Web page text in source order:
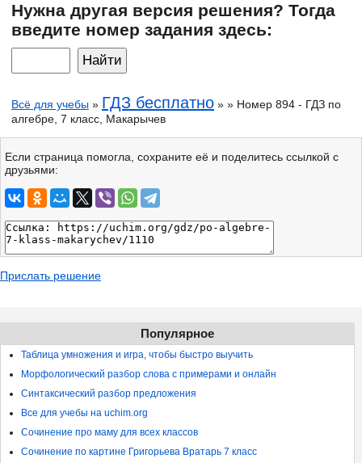
Нужна другая версия решения? Тогда
введите номер задания здесь:
Всё для учебы » ГДЗ бесплатно » » Номер 894 - ГДЗ по
алгебре, 7 класс, Макарычев
Если страница помогла, сохраните её и поделитесь ссылкой с
друзьями:
Прислать решение
Популярное
Таблица умножения и игра, чтобы быстро выучить
Морфологический разбор слова с примерами и онлайн
Синтаксический разбор предложения
Все для учебы на uchim.org
Сочинение про маму для всех классов
Сочинение по картине Григорьева Вратарь 7 класс